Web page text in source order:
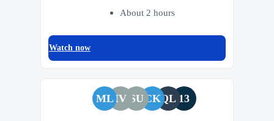
About 2 hours
Watch now
ML IV SU CKQL 13